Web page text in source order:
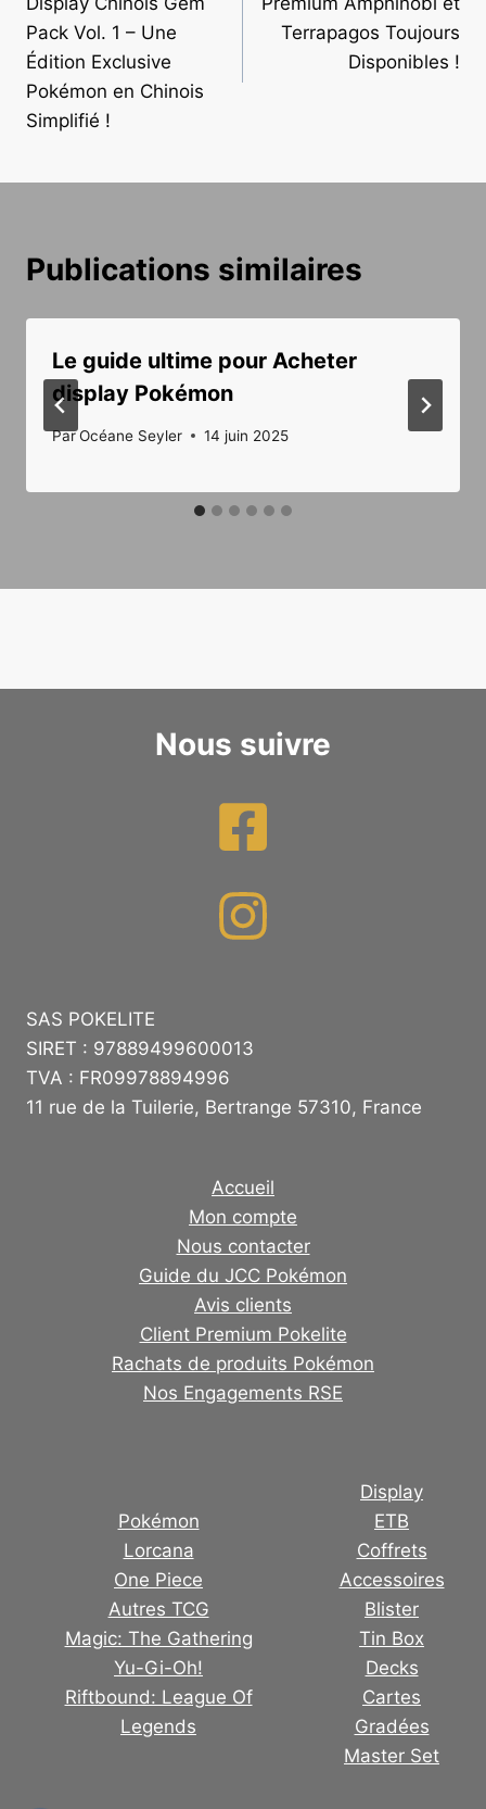
l’article
Pack Vol. 1 – Une
Édition Exclusive
Pokémon en Chinois
Simplifié !
Terrapagos Toujours
Disponibles !
Publications similaires
Le guide ultime pour Acheter
display Pokémon
ParOcéane Seyler 14 juin 2025
Nous suivre
SAS POKELITE
SIRET : 97889499600013
TVA : FR09978894996
11 rue de la Tuilerie, Bertrange 57310, France
Accueil
Mon compte
Nous contacter
Guide du JCC Pokémon
Avis clients
Client Premium Pokelite
Rachats de produits Pokémon
Nos Engagements RSE
Pokémon
Lorcana
One Piece
Autres TCG
Magic: The Gathering
Yu-Gi-Oh!
Riftbound: League Of
Legends
Display
ETB
Coffrets
Accessoires
Blister
Tin Box
Decks
Cartes
Gradées
Master Set